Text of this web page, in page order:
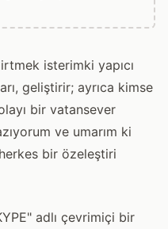
isterimki yapıcı
geliştirir; ayrıca kimse
bir vatansever
ve umarım ki
bir özeleştiri
adlı çevrimiçi bir